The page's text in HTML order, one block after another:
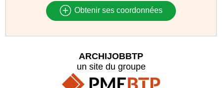
Obtenir ses coordonnées
ARCHIJOBBTP
un site du groupe